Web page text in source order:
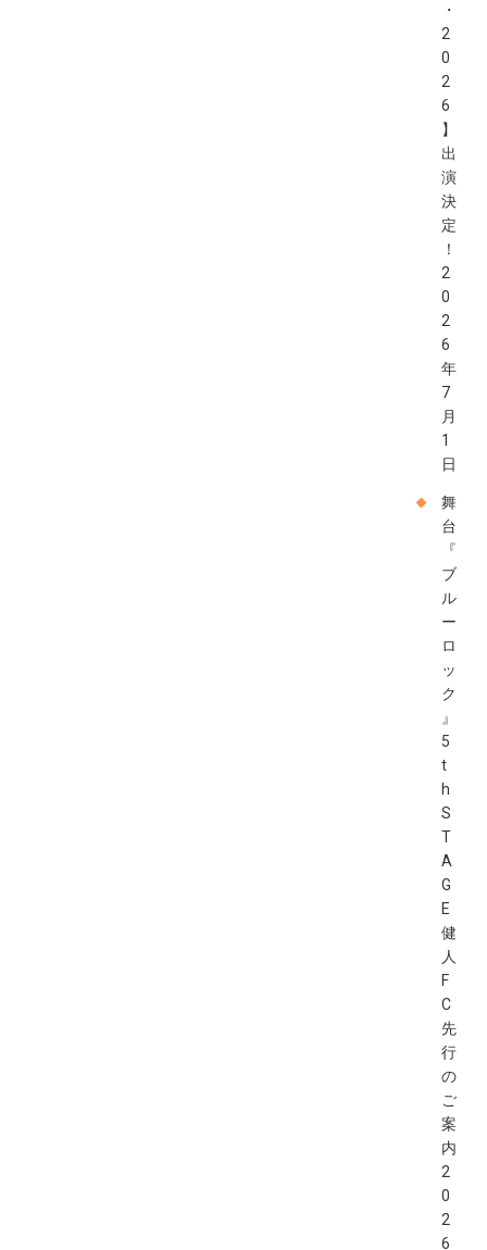
・
2
0
2
6
】
出
演
決
定
！
2
0
2
6
年
7
月
1
日
舞
台
『
ブ
ル
ー
ロ
ッ
ク
』
5
t
h
S
T
A
G
E
健
人
F
C
先
行
の
ご
案
内
2
0
2
6